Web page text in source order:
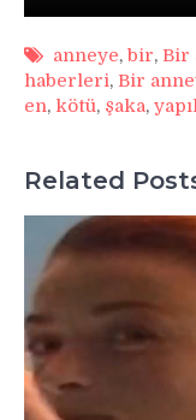
anneye, bir, Bir
haberleri, Bir
en, kötü, şaka,
Related